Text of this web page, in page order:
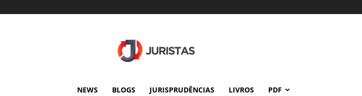
NEWS BLOGS JURISPRUDÊNCIAS LIVROS PDF